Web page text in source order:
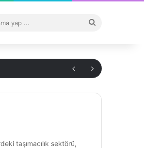
...
taşımacılık sektörü,